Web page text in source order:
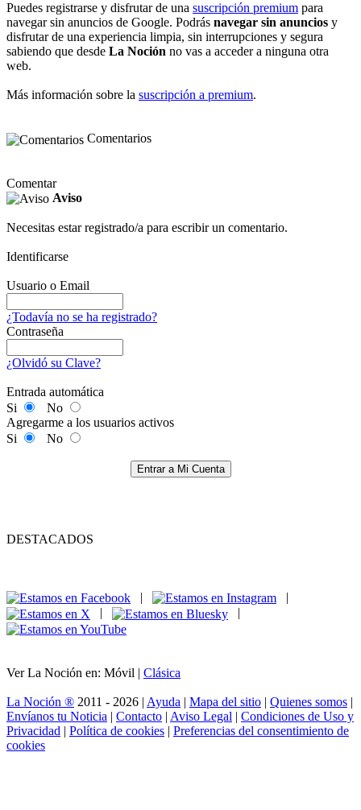
Puedes registrarse y disfrutar de una suscripción premium para
navegar sin anuncios de Google. Podrás navegar sin anuncios y
disfrutar de una experiencia limpia, sin interrupciones y segura
sabiendo que desde La Noción no vas a acceder a ninguna otra
web.
Más información sobre la suscripción a premium.
Comentarios
Comentar
Aviso
Necesitas estar registrado/a para escribir un comentario.
Identificarse
Usuario o Email
¿Todavía no se ha registrado?
Contraseña
¿Olvidó su Clave?
Entrada automática
Si
No
Agregarme a los usuarios activos
Si
No
Entrar a Mi Cuenta
DESTACADOS
|
|
|
|
Ver La Noción en: Móvil | Clásica
La Noción ® 2011 - 2026 | Ayuda | Mapa del sitio | Quienes somos |
Envíanos tu Noticia | Contacto | Aviso Legal | Condiciones de Uso y
Privacidad | Política de cookies | Preferencias del consentimiento de
cookies